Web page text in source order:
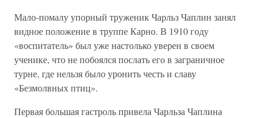
Мало-помалу упорный труженик Чарльз Чаплин занял
видное положение в труппе Карно. В 1910 году
«воспитатель» был уже настолько уверен в своем
ученике, что не побоялся послать его в заграничное
турне, где нельзя было уронить честь и славу
«Безмолвных птиц».
Первая большая гастроль привела Чарльза Чаплина